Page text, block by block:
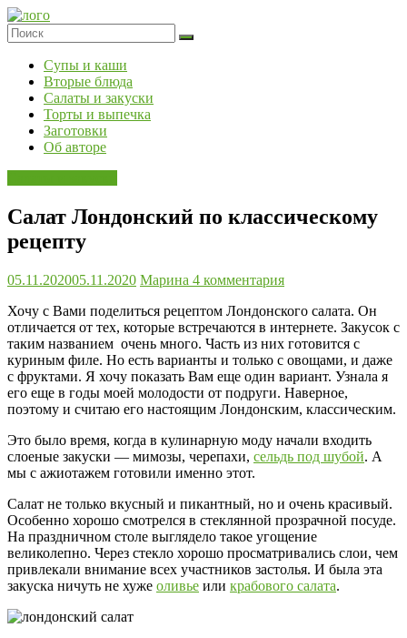
Skip
to
content
Супы и каши
Вторые блюда
Салаты и закуски
Торты и выпечка
Заготовки
Об авторе
Салат Лондонский по классическому
рецепту
05.11.202005.11.2020 Марина 4 комментария
Хочу с Вами поделиться рецептом Лондонского салата. Он
отличается от тех, которые встречаются в интернете. Закусок с
таким названием очень много. Часть из них готовится с
куриным филе. Но есть варианты и только с овощами, и даже
с фруктами. Я хочу показать Вам еще один вариант. Узнала я
его еще в годы моей молодости от подруги. Наверное,
поэтому и считаю его настоящим Лондонским, классическим.
Это было время, когда в кулинарную моду начали входить
слоеные закуски — мимозы, черепахи, сельдь под шубой. А
мы с ажиотажем готовили именно этот.
Салат не только вкусный и пикантный, но и очень красивый.
Особенно хорошо смотрелся в стеклянной прозрачной посуде.
На праздничном столе выглядело такое угощение
великолепно. Через стекло хорошо просматривались слои, чем
привлекали внимание всех участников застолья. И была эта
закуска ничуть не хуже оливье или крабового салата.